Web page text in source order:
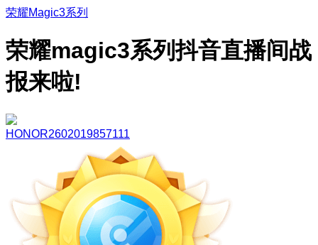
荣耀Magic3系列
荣耀magic3系列抖音直播间战
报来啦!
HONOR2602019857111